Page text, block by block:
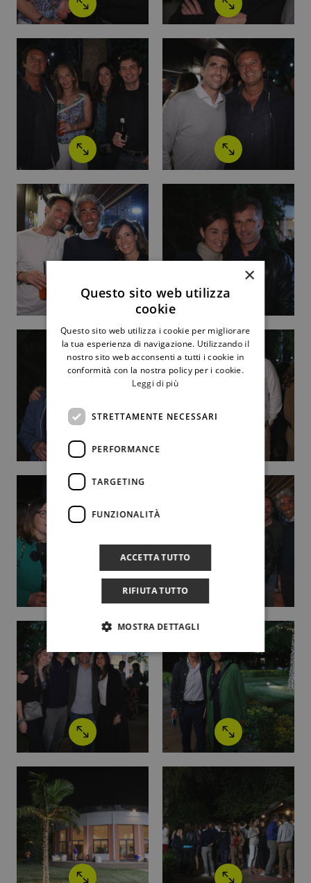
×
Questo sito web utilizza
cookie
Questo sito web utilizza i cookie per migliorare
la tua esperienza di navigazione. Utilizzando il
nostro sito web acconsenti a tutti i cookie in
conformità con la nostra policy per i cookie.
Leggi di più
STRETTAMENTE NECESSARI
PERFORMANCE
TARGETING
FUNZIONALITÀ
ACCETTA TUTTO
RIFIUTA TUTTO
MOSTRA DETTAGLI